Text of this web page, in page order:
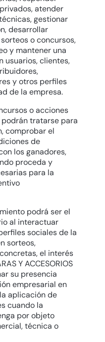
atender
gestionar
desarrollar
o concursos,
y mantener una
usuarios, clientes,
y otros perfiles
de la empresa.
o acciones
tratarse para
comprobar el
de
los ganadores,
proceda y
para la
podrá ser el
al interactuar
sociales de la
sorteos,
el interés
Y ACCESORIOS
su presencia
empresarial en
aplicación de
cuando la
por objeto
técnica o